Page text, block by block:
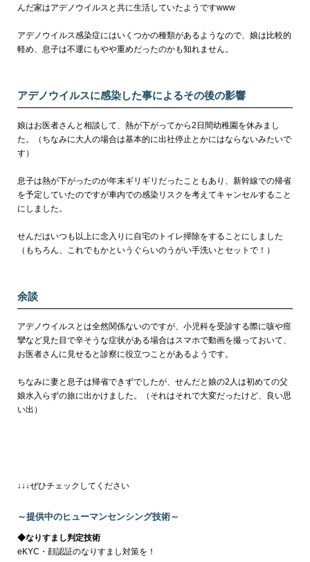
んだ家はアデノウイルスと共に生活していたようですwww
アデノウイルス感染症にはいくつかの種類があるようなので、娘は比較的
軽め、息子は不運にもやや重めだったのかも知れません。
アデノウイルスに感染した事によるその後の影響
娘はお医者さんと相談して、熱が下がってから2日間幼稚園を休みまし
た。（ちなみに大人の場合は基本的に出社停止とかにはならないみたいで
す）
息子は熱が下がったのが年末ギリギリだったこともあり、新幹線での帰省
を予定していたのですが車内での感染リスクを考えてキャンセルすること
にしました。
せんだはいつも以上に念入りに自宅のトイレ掃除をすることにしました
（もちろん、これでもかというぐらいのうがい手洗いとセットで！）
余談
アデノウイルスとは全然関係ないのですが、小児科を受診する際に咳や痙
攣など見た目で辛そうな症状がある場合はスマホで動画を撮っておいて、
お医者さんに見せると診察に役立つことがあるようです。
ちなみに妻と息子は帰省できずでしたが、せんだと娘の2人は初めての父
娘水入らずの旅に出かけました。（それはそれで大変だったけど、良い思
い出）
↓↓↓ぜひチェックしてください
～提供中のヒューマンセンシング技術～
◆なりすまし判定技術
eKYC・顔認証のなりすまし対策を！